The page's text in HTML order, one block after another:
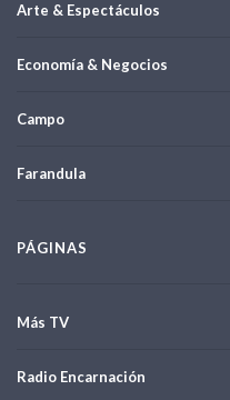
Arte & Espectáculos
Economía & Negocios
Campo
Farandula
PÁGINAS
Más TV
Radio Encarnación